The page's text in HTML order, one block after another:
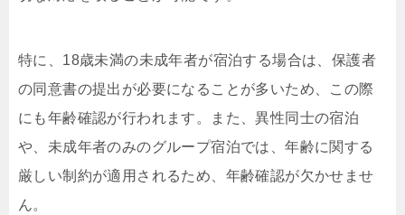
特に、18歳未満の未成年者が宿泊する場合は、保護者
の同意書の提出が必要になることが多いため、この際
にも年齢確認が行われます。また、異性同士の宿泊
や、未成年者のみのグループ宿泊では、年齢に関する
厳しい制約が適用されるため、年齢確認が欠かせませ
ん。